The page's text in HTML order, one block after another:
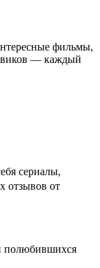
фильмы,
— каждый
сериалы,
отзывов от
полюбившихся